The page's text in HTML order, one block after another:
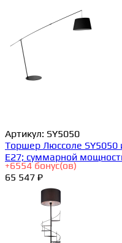
Артикул: SY5050
Торшер Люссоле SY5050
E27; суммарной
+6554 бонус(ов)
65 547 ₽